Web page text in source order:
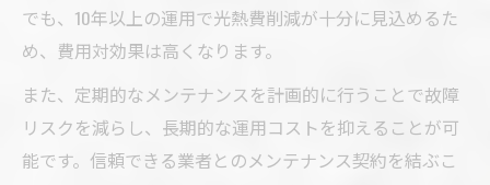
でも、10年以上の運用で光熱費削減が十分に見込めるた
め、費用対効果は高くなります。
また、定期的なメンテナンスを計画的に行うことで故障
リスクを減らし、長期的な運用コストを抑えることが可
能です。信頼できる業者とのメンテナンス契約を結ぶこ